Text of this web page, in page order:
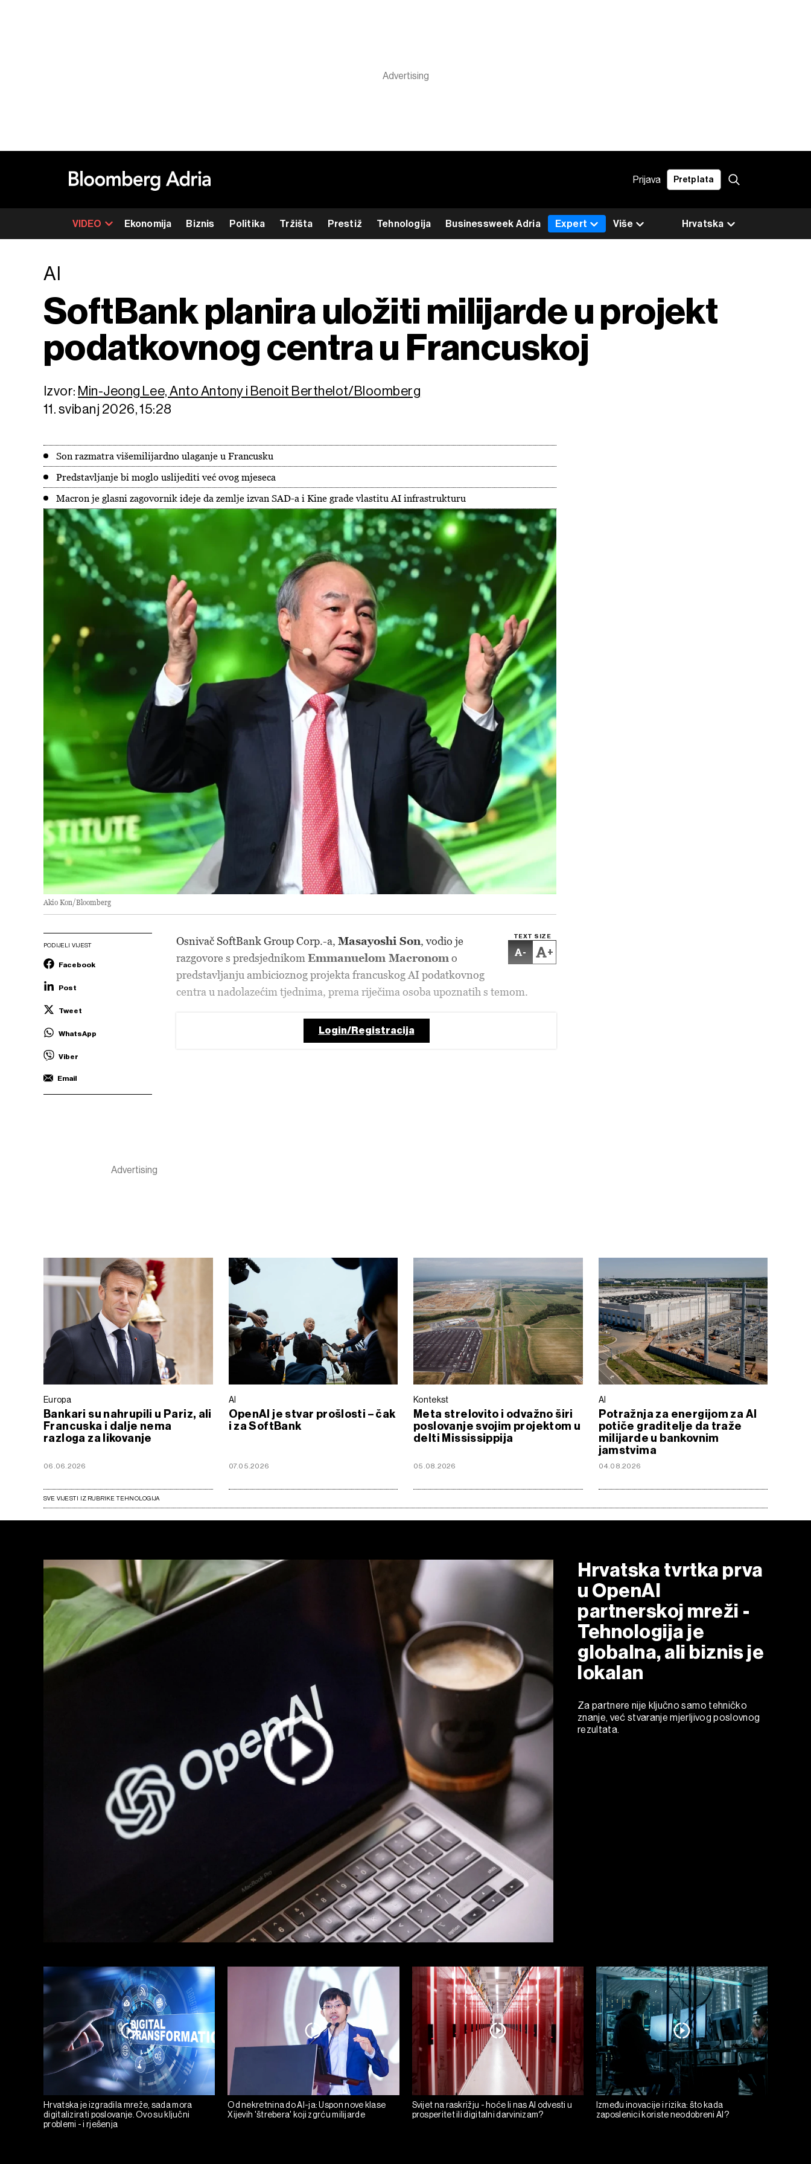
Prijava Pretplata
VIDEO Ekonomija Biznis Politika Tržišta Prestiž Tehnologija Businessweek Adria Hrvatska
Expert Više
AI
SoftBank planira uložiti milijarde u projekt
podatkovnog centra u Francuskoj
Izvor: Min-Jeong Lee, Anto Antony i Benoit Berthelot/Bloomberg
11. svibanj 2026, 15:28
Son razmatra višemilijardno ulaganje u Francusku
Predstavljanje bi moglo uslijediti već ovog mjeseca
Macron je glasni zagovornik ideje da zemlje izvan SAD-a i Kine grade vlastitu AI infrastrukturu
Akio Kon/Bloomberg
PODIJELI VIJEST
Facebook
Post
Tweet
WhatsApp
Viber
Email
TEXT SIZE
- +
Osnivač SoftBank Group Corp.-a, Masayoshi Son, vodio je
razgovore s predsjednikom Emmanuelom Macronom o
predstavljanju ambicioznog projekta francuskog AI podatkovnog
centra u nadolazećim tjednima, prema riječima osoba upoznatih s temom.
Login/Registracija
Europa
Bankari su nahrupili u Pariz, ali
Francuska i dalje nema
razloga za likovanje
06.06.2026
AI
OpenAI je stvar prošlosti – čak
i za SoftBank
07.05.2026
Kontekst
Meta strelovito i odvažno širi
poslovanje svojim projektom u
delti Mississippija
05.08.2026
AI
Potražnja za energijom za AI
potiče graditelje da traže
milijarde u bankovnim
jamstvima
04.08.2026
SVE VIJESTI IZ RUBRIKE TEHNOLOGIJA
Hrvatska tvrtka prva
u OpenAI
partnerskoj mreži -
Tehnologija je
globalna, ali biznis je
lokalan
Za partnere nije ključno samo tehničko
znanje, već stvaranje mjerljivog poslovnog
rezultata.
Hrvatska je izgradila mreže, sada mora
digitalizirati poslovanje. Ovo su ključni
problemi - i rješenja
Od nekretnina do AI-ja: Uspon nove klase
Xijevih 'štrebera' koji zgrću milijarde
Svijet na raskrižju - hoće li nas AI odvesti u
prosperitet ili digitalni darvinizam?
Između inovacije i rizika: što kada
zaposlenici koriste neodobreni AI?